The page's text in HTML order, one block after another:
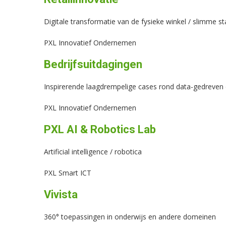
Digitale transformatie van de fysieke winkel / slimme
PXL Innovatief Ondernemen
Bedrijfsuitdagingen
Inspirerende laagdrempelige cases rond data-
PXL Innovatief Ondernemen
PXL AI & Robotics Lab
Artificial intelligence / robotica
PXL Smart ICT
Vivista
360° toepassingen in onderwijs en andere domeinen